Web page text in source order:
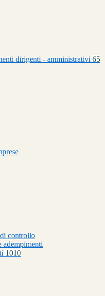
dirigenti - amministrativi 65
controllo
adempimenti
1010